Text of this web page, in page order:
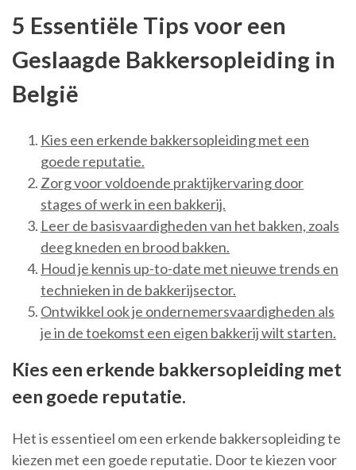
5 Essentiële Tips voor een
Geslaagde Bakkersopleiding in
België
Kies een erkende bakkersopleiding met een
goede reputatie.
Zorg voor voldoende praktijkervaring door
stages of werk in een bakkerij.
Leer de basisvaardigheden van het bakken, zoals
deeg kneden en brood bakken.
Houd je kennis up-to-date met nieuwe trends en
technieken in de bakkerijsector.
Ontwikkel ook je ondernemersvaardigheden als
je in de toekomst een eigen bakkerij wilt starten.
Kies een erkende bakkersopleiding met
een goede reputatie.
Het is essentieel om een erkende bakkersopleiding te
kiezen met een goede reputatie. Door te kiezen voor